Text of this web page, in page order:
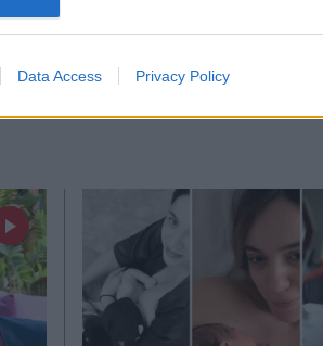
Data Access Privacy Policy
twitter